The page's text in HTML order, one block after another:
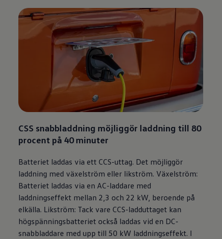
CSS snabbladdning möjliggör laddning till 80
procent på 40 minuter
Batteriet laddas via ett CCS-uttag. Det möjliggör
laddning med växelström eller likström. Växelström:
Batteriet laddas via en AC-laddare med
laddningseffekt mellan 2,3 och 22 kW, beroende på
elkälla. Likström: Tack vare CCS-ladduttaget kan
högspänningsbatteriet också laddas vid en DC-
snabbladdare med upp till 50 kW laddningseffekt. I